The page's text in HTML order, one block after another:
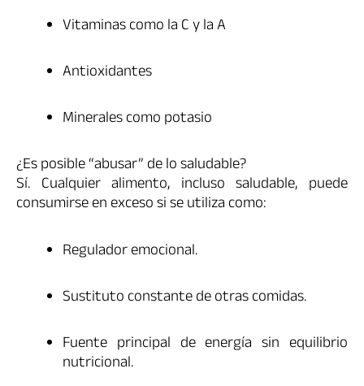
Vitaminas como la C y la A
Antioxidantes
Minerales como potasio
¿Es posible “abusar” de lo saludable?
Sí. Cualquier alimento, incluso saludable, puede
consumirse en exceso si se utiliza como:
Regulador emocional.
Sustituto constante de otras comidas.
Fuente principal de energía sin equilibrio
nutricional.